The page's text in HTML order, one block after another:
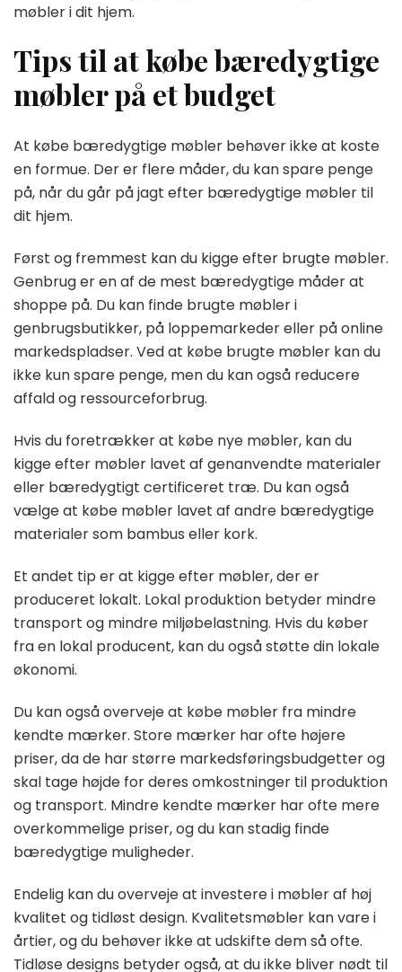
møbler i dit hjem.
Tips til at købe bæredygtige
møbler på et budget
At købe bæredygtige møbler behøver ikke at koste
en formue. Der er flere måder, du kan spare penge
på, når du går på jagt efter bæredygtige møbler til
dit hjem.
Først og fremmest kan du kigge efter brugte møbler.
Genbrug er en af ​​de mest bæredygtige måder at
shoppe på. Du kan finde brugte møbler i
genbrugsbutikker, på loppemarkeder eller på online
markedspladser. Ved at købe brugte møbler kan du
ikke kun spare penge, men du kan også reducere
affald og ressourceforbrug.
Hvis du foretrækker at købe nye møbler, kan du
kigge efter møbler lavet af genanvendte materialer
eller bæredygtigt certificeret træ. Du kan også
vælge at købe møbler lavet af andre bæredygtige
materialer som bambus eller kork.
Et andet tip er at kigge efter møbler, der er
produceret lokalt. Lokal produktion betyder mindre
transport og mindre miljøbelastning. Hvis du køber
fra en lokal producent, kan du også støtte din lokale
økonomi.
Du kan også overveje at købe møbler fra mindre
kendte mærker. Store mærker har ofte højere
priser, da de har større markedsføringsbudgetter og
skal tage højde for deres omkostninger til produktion
og transport. Mindre kendte mærker har ofte mere
overkommelige priser, og du kan stadig finde
bæredygtige muligheder.
Endelig kan du overveje at investere i møbler af høj
kvalitet og tidløst design. Kvalitetsmøbler kan vare i
årtier, og du behøver ikke at udskifte dem så ofte.
Tidløse designs betyder også, at du ikke bliver nødt til